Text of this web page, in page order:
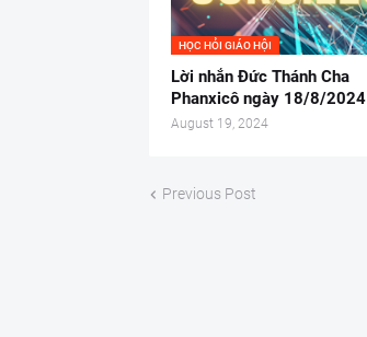
HỌC HỎI GIÁO HỘI
Lời nhắn Đức Thánh Cha
Phanxicô ngày 18/8/2024
August 19, 2024
Previous Post